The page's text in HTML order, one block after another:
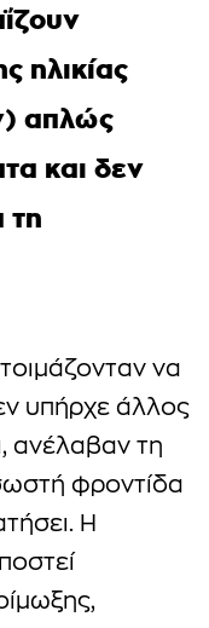
ηλικίας
απλώς
και δεν
τη
να
υπήρχε άλλος
ανέλαβαν τη
φροντίδα
Η